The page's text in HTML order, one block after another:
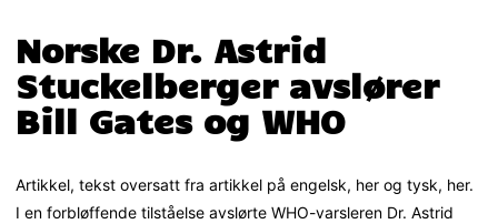
Norske Dr. Astrid
Stuckelberger avslører
Bill Gates og WHO
Artikkel, tekst oversatt fra artikkel på engelsk, her og tysk, her.
I en forbløffende tilståelse avslørte WHO-varsleren Dr. Astrid